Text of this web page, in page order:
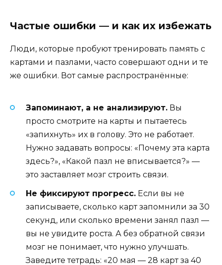
Частые ошибки — и как их избежать
Люди, которые пробуют тренировать память с
картами и пазлами, часто совершают одни и те
же ошибки. Вот самые распространённые:
Запоминают, а не анализируют. Вы
просто смотрите на карты и пытаетесь
«запихнуть» их в голову. Это не работает.
Нужно задавать вопросы: «Почему эта карта
здесь?», «Какой пазл не вписывается?» —
это заставляет мозг строить связи.
Не фиксируют прогресс. Если вы не
записываете, сколько карт запомнили за 30
секунд, или сколько времени занял пазл —
вы не увидите роста. А без обратной связи
мозг не понимает, что нужно улучшать.
Заведите тетрадь: «20 мая — 28 карт за 40